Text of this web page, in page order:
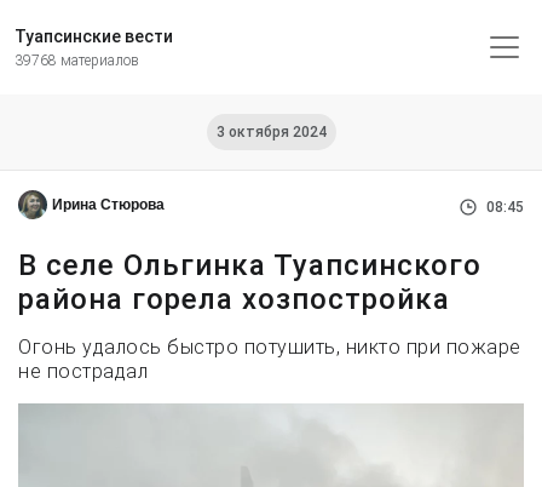
Туапсинские вести
39768 материалов
3 октября 2024
Ирина Стюрова 08:45
В селе Ольгинка Туапсинского
района горела хозпостройка
Огонь удалось быстро потушить, никто при пожаре
не пострадал